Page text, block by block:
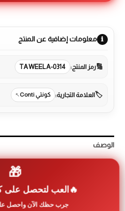
معلومات إضافية عن المنتج
رمز المنتج: TAWEELA-0314
العلامة التجارية: كونتي Conti
الوصف
🎁
العب لتحصل على
جرب حظك الآن واحصل